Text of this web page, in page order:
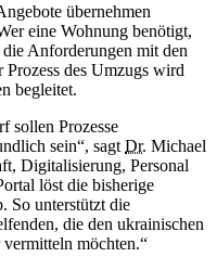
übernehmen
eine Wohnung benötigt,
Anforderungen mit den
Prozess des Umzugs wird
begleitet.
sollen Prozesse
sein“, sagt Dr. Michael
Digitalisierung, Personal
löst die bisherige
So unterstützt die
die den ukrainischen
möchten.“